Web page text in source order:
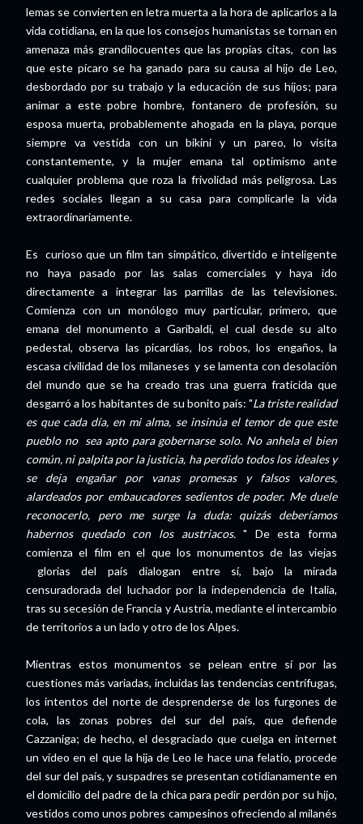
lemas se convierten en letra muerta a la hora de aplicarlos a la
vida cotidiana, en la que los consejos humanistas se tornan en
amenaza más grandilocuentes que las propias citas, con las
que este pícaro se ha ganado para su causa al hijo de Leo,
desbordado por su trabajo y la educación de sus hijos; para
animar a este pobre hombre, fontanero de profesión, su
esposa muerta, probablemente ahogada en la playa, porque
siempre va vestida con un bikini y un pareo, lo visita
constantemente, y la mujer emana tal optimismo ante
cualquier problema que roza la frivolidad más peligrosa. Las
redes sociales llegan a su casa para complicarle la vida
extraordinariamente.
Es curioso que un film tan simpático, divertido e inteligente
no haya pasado por las salas comerciales y haya ido
directamente a integrar las parrillas de las televisiones.
Comienza con un monólogo muy particular, primero, que
emana del monumento a Garibaldi, el cual desde su alto
pedestal, observa las picardías, los robos, los engaños, la
escasa civilidad de los milaneses y se lamenta con desolación
del mundo que se ha creado tras una guerra fraticida que
desgarró a los habitantes de su bonito país: "La triste realidad
es que cada día, en mi alma, se insinúa el temor de que este
pueblo no sea apto para gobernarse solo. No anhela el bien
común, ni palpita por la justicia, ha perdido todos los ideales y
se deja engañar por vanas promesas y falsos valores,
alardeados por embaucadores sedientos de poder. Me duele
reconocerlo, pero me surge la duda: quizás deberíamos
habernos quedado con los austriacos." De esta forma
comienza el film en el que los monumentos de las viejas
glorias del país dialogan entre sí, bajo la mirada
censuradorada del luchador por la independencia de Italia,
tras su secesión de Francia y Austria, mediante el intercambio
de territorios a un lado y otro de los Alpes.
Mientras estos monumentos se pelean entre sí por las
cuestiones más variadas, incluidas las tendencias centrífugas,
los intentos del norte de desprenderse de los furgones de
cola, las zonas pobres del sur del país, que defiende
Cazzaniga; de hecho, el desgraciado que cuelga en internet
un vídeo en el que la hija de Leo le hace una felatio, procede
del sur del país, y suspadres se presentan cotidianamente en
el domicilio del padre de la chica para pedir perdón por su hijo,
vestidos como unos pobres campesinos ofreciendo al milanés